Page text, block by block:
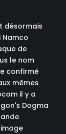
désormais
Namco
de
le nom
confirmé
mêmes
il y a
Dogma